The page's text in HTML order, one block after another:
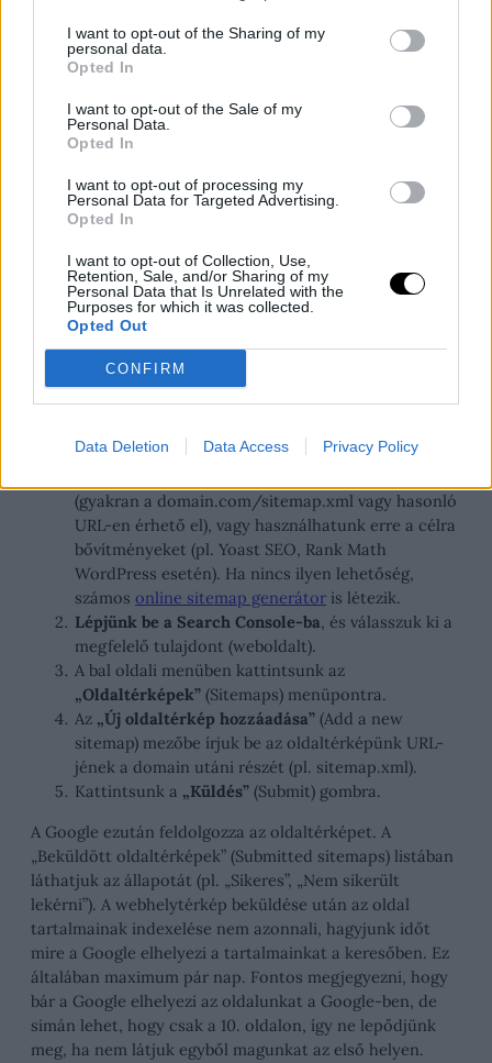
I want to opt-out of the Sharing of my
personal data.
Opted In
I want to opt-out of the Sale of my
Personal Data.
Opted In
I want to opt-out of processing my
Personal Data for Targeted Advertising.
Opted In
I want to opt-out of Collection, Use,
Retention, Sale, and/or Sharing of my
Personal Data that Is Unrelated with the
Purposes for which it was collected.
Opted Out
CONFIRM
Data Deletion Data Access Privacy Policy
Oldaltérkép (Sitemap) beküldése
Az oldaltérkép egy XML fájl, amely listázza a
weboldalunk összes fontos URL-jét, valamint egyéb
információkat is tartalmazhat róluk (pl. utolsó
módosítás dátuma, frissítési gyakoriság). Ez segít a
Google-nek hatékonyabban feltérképezni az oldalunkat,
különösen, ha új az oldal, sok oldalból áll, vagy a belső
linkelési struktúra nem tökéletes.
Az oldaltérkép beküldésének lépései a Search Console-
ban:
(tartalomkezelő rendszer, pl. WordPress)
(gyakran a domain.com/sitemap.xml vagy hasonló
URL-en érhető el), vagy használhatunk erre a célra
bővítményeket (pl. Yoast SEO, Rank Math
WordPress esetén). Ha nincs ilyen lehetőség,
számos online sitemap generátor is létezik.
Lépjünk be a Search Console-ba, és válasszuk ki a
megfelelő tulajdont (weboldalt).
A bal oldali menüben kattintsunk az
„Oldaltérképek” (Sitemaps) menüpontra.
Az „Új oldaltérkép hozzáadása” (Add a new
sitemap) mezőbe írjuk be az oldaltérképünk URL-
jének a domain utáni részét (pl. sitemap.xml).
Kattintsunk a „Küldés” (Submit) gombra.
A Google ezután feldolgozza az oldaltérképet. A
„Beküldött oldaltérképek” (Submitted sitemaps) listában
láthatjuk az állapotát (pl. „Sikeres”, „Nem sikerült
lekérni”). A webhelytérkép beküldése után az oldal
tartalmainak indexelése nem azonnali, hagyjunk időt
mire a Google elhelyezi a tartalmainkat a keresőben. Ez
általában maximum pár nap. Fontos megjegyezni, hogy
bár a Google elhelyezi az oldalunkat a Google-ben, de
simán lehet, hogy csak a 10. oldalon, így ne lepődjünk
meg, ha nem látjuk egyből magunkat az első helyen.